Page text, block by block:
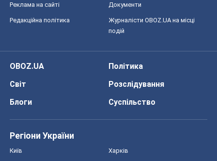
Реклама на сайті Документи
Редакційна політика
Журналісти OBOZ.UA на місці
подій
OBOZ.UA
Політика
Світ
Розслідування
Блоги
Суспільство
Регіони України
Київ Харків